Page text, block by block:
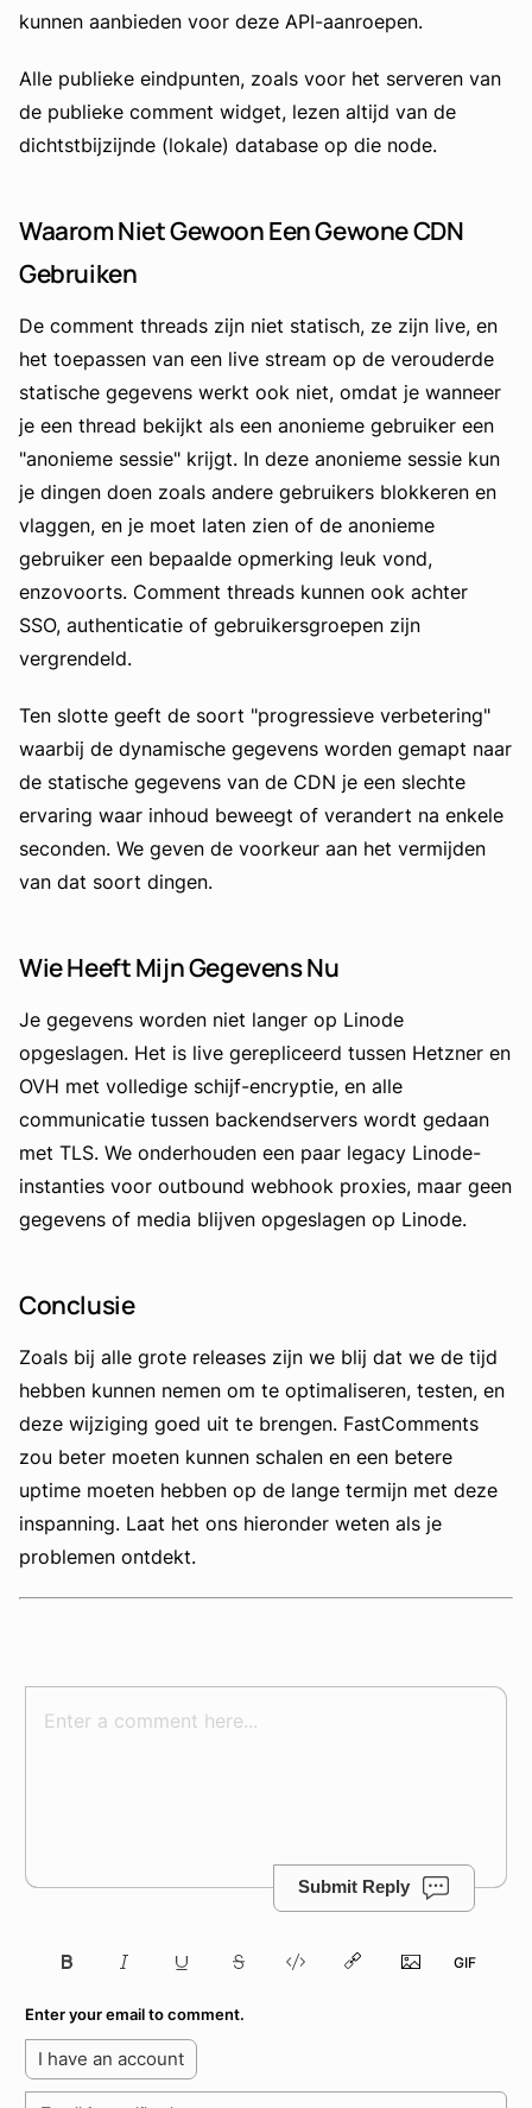
kunnen aanbieden voor deze API-aanroepen.
Alle publieke eindpunten, zoals voor het serveren van
de publieke comment widget, lezen altijd van de
dichtstbijzijnde (lokale) database op die node.
Waarom Niet Gewoon Een Gewone CDN
Gebruiken
De comment threads zijn niet statisch, ze zijn live, en
het toepassen van een live stream op de verouderde
statische gegevens werkt ook niet, omdat je wanneer
je een thread bekijkt als een anonieme gebruiker een
"anonieme sessie" krijgt. In deze anonieme sessie kun
je dingen doen zoals andere gebruikers blokkeren en
vlaggen, en je moet laten zien of de anonieme
gebruiker een bepaalde opmerking leuk vond,
enzovoorts. Comment threads kunnen ook achter
SSO, authenticatie of gebruikersgroepen zijn
vergrendeld.
Ten slotte geeft de soort "progressieve verbetering"
waarbij de dynamische gegevens worden gemapt naar
de statische gegevens van de CDN je een slechte
ervaring waar inhoud beweegt of verandert na enkele
seconden. We geven de voorkeur aan het vermijden
van dat soort dingen.
Wie Heeft Mijn Gegevens Nu
Je gegevens worden niet langer op Linode
opgeslagen. Het is live gerepliceerd tussen Hetzner en
OVH met volledige schijf-encryptie, en alle
communicatie tussen backendservers wordt gedaan
met TLS. We onderhouden een paar legacy Linode-
instanties voor outbound webhook proxies, maar geen
gegevens of media blijven opgeslagen op Linode.
Conclusie
Zoals bij alle grote releases zijn we blij dat we de tijd
hebben kunnen nemen om te optimaliseren, testen, en
deze wijziging goed uit te brengen. FastComments
zou beter moeten kunnen schalen en een betere
uptime moeten hebben op de lange termijn met deze
inspanning. Laat het ons hieronder weten als je
problemen ontdekt.
Submit Reply
Enter your email to comment.
I have an account